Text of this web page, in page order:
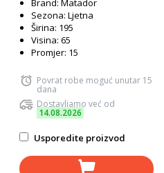
Brand: Matador
Sezona: Ljetna
Širina: 195
Visina: 65
Promjer: 15
Povrat robe moguć unutar 15
dana
Dostavljamo već od
14.08.2026
Usporedite proizvod